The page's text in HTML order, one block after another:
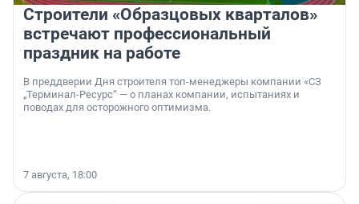
Строители «Образцовых кварталов»
встречают профессиональный
праздник на работе
В преддверии Дня строителя топ-менеджеры компании «СЗ
„Терминал-Ресурс“ — о планах компании, испытаниях и
поводах для осторожного оптимизма.
7 августа, 18:00